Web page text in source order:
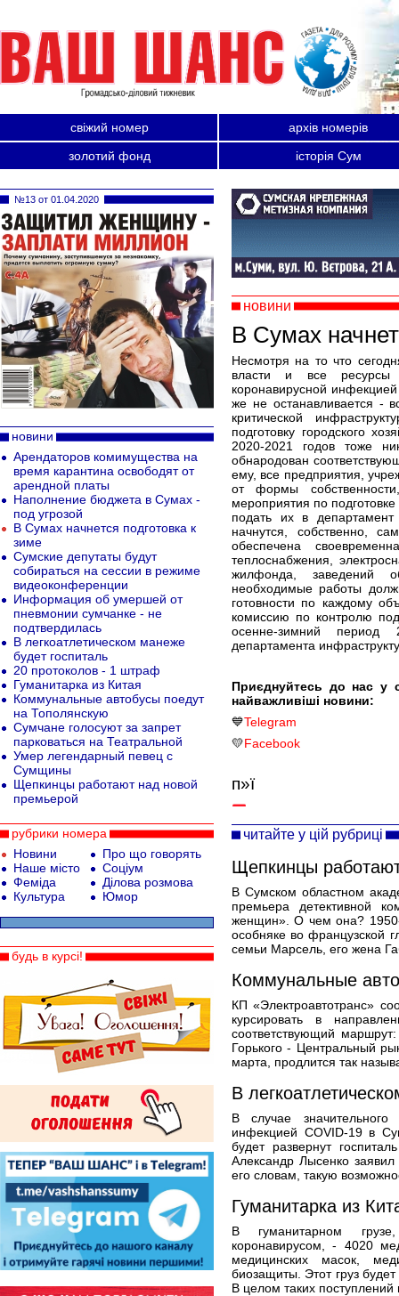
свіжий номер
архів номерів
золотий фонд
історія Сум
новини
В Сумах
Несмотря на то что
власти и все
коронавирусной
же не останавливается -
критической
подготовку городского
2020-2021 годов тоже
обнародован
ему, все предприятия,
от формы
мероприятия по
подать их в департамент
начнутся, собственно,
обеспечена
теплоснабжения,
жилфонда, заведений
необходимые работы
готовности по каждому
комиссию по контролю
осенне-зимний период
департамента
Приєднуйтесь до нас у
найважливіші новини:
💙Telegram
💛Facebook
п»ї
читайте у цій рубриці
Щепкинцы
В Сумском областном
премьера детективной
женщин». О чем она? 1950-
особняке во французской
семьи Марсель, его жена
Коммунальные
КП «Электроавтотранс»
курсировать в
соответствующий
Горького - Центральный
марта, продлится так
В
В случае значительного
инфекцией COVID-19 в
будет развернут
Александр Лысенко
его словам, такую
Гуманитарка из
В гуманитарном
коронавирусом, - 4020
медицинских масок,
биозащиты. Этот груз
В целом таких поступлений
№13 от 01.04.2020
новини
Арендаторов комимущества на
время карантина освободят от
арендной платы
Наполнение бюджета в Сумах -
под угрозой
В Сумах начнется подготовка к
зиме
Сумские депутаты будут
собираться на сессии в режиме
видеоконференции
Информация об умершей от
пневмонии сумчанке - не
подтвердилась
В легкоатлетическом манеже
будет госпиталь
20 протоколов - 1 штраф
Гуманитарка из Китая
Коммунальные автобусы поедут
на Тополянскую
Сумчане голосуют за запрет
парковаться на Театральной
Умер легендарный певец с
Сумщины
Щепкинцы работают над новой
премьерой
рубрики номера
Новини
Наше місто
Феміда
Культура
Про що говорять
Соціум
Ділова розмова
Юмор
будь в курсі!